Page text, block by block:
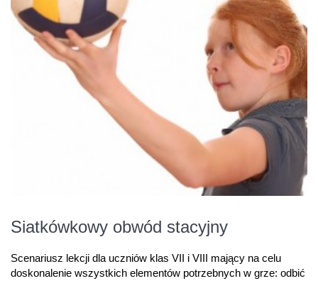
Siatkówkowy obwód stacyjny
Scenariusz lekcji dla uczniów klas VII i VIII mający na celu
doskonalenie wszystkich elementów potrzebnych w grze: odbić